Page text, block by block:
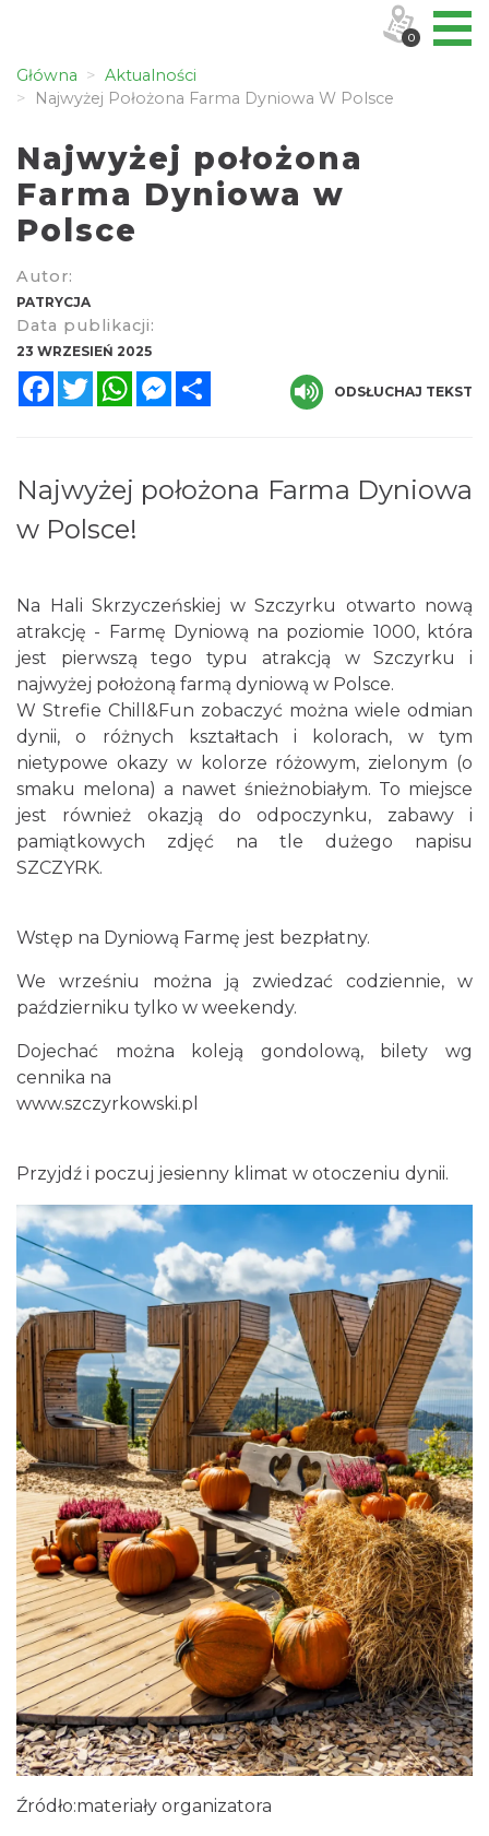
Główna
Aktualności
Najwyżej Położona Farma Dyniowa W Polsce
Najwyżej położona
Farma Dyniowa w
Polsce
Autor:
PATRYCJA
Data publikacji:
23 WRZESIEŃ 2025
FacebookTwitterWhatsAppMessenger
ODSŁUCHAJ TEKST
Najwyżej położona Farma Dyniowa
w Polsce!
Na Hali Skrzyczeńskiej w Szczyrku otwarto nową
atrakcję - Farmę Dyniową na poziomie 1000, która
jest pierwszą tego typu atrakcją w Szczyrku i
najwyżej położoną farmą dyniową w Polsce.
W Strefie Chill&Fun zobaczyć można wiele odmian
dynii, o różnych kształtach i kolorach, w tym
nietypowe okazy w kolorze różowym, zielonym (o
smaku melona) a nawet śnieżnobiałym. To miejsce
jest również okazją do odpoczynku, zabawy i
pamiątkowych zdjęć na tle dużego napisu
SZCZYRK.
Wstęp na Dyniową Farmę jest bezpłatny.
We wrześniu można ją zwiedzać codziennie, w
październiku tylko w weekendy.
Dojechać można koleją gondolową, bilety wg
cennika na
www.szczyrkowski.pl
Przyjdź i poczuj jesienny klimat w otoczeniu dynii.
Źródło:materiały organizatora
0